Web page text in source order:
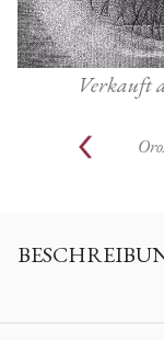
Verkauft